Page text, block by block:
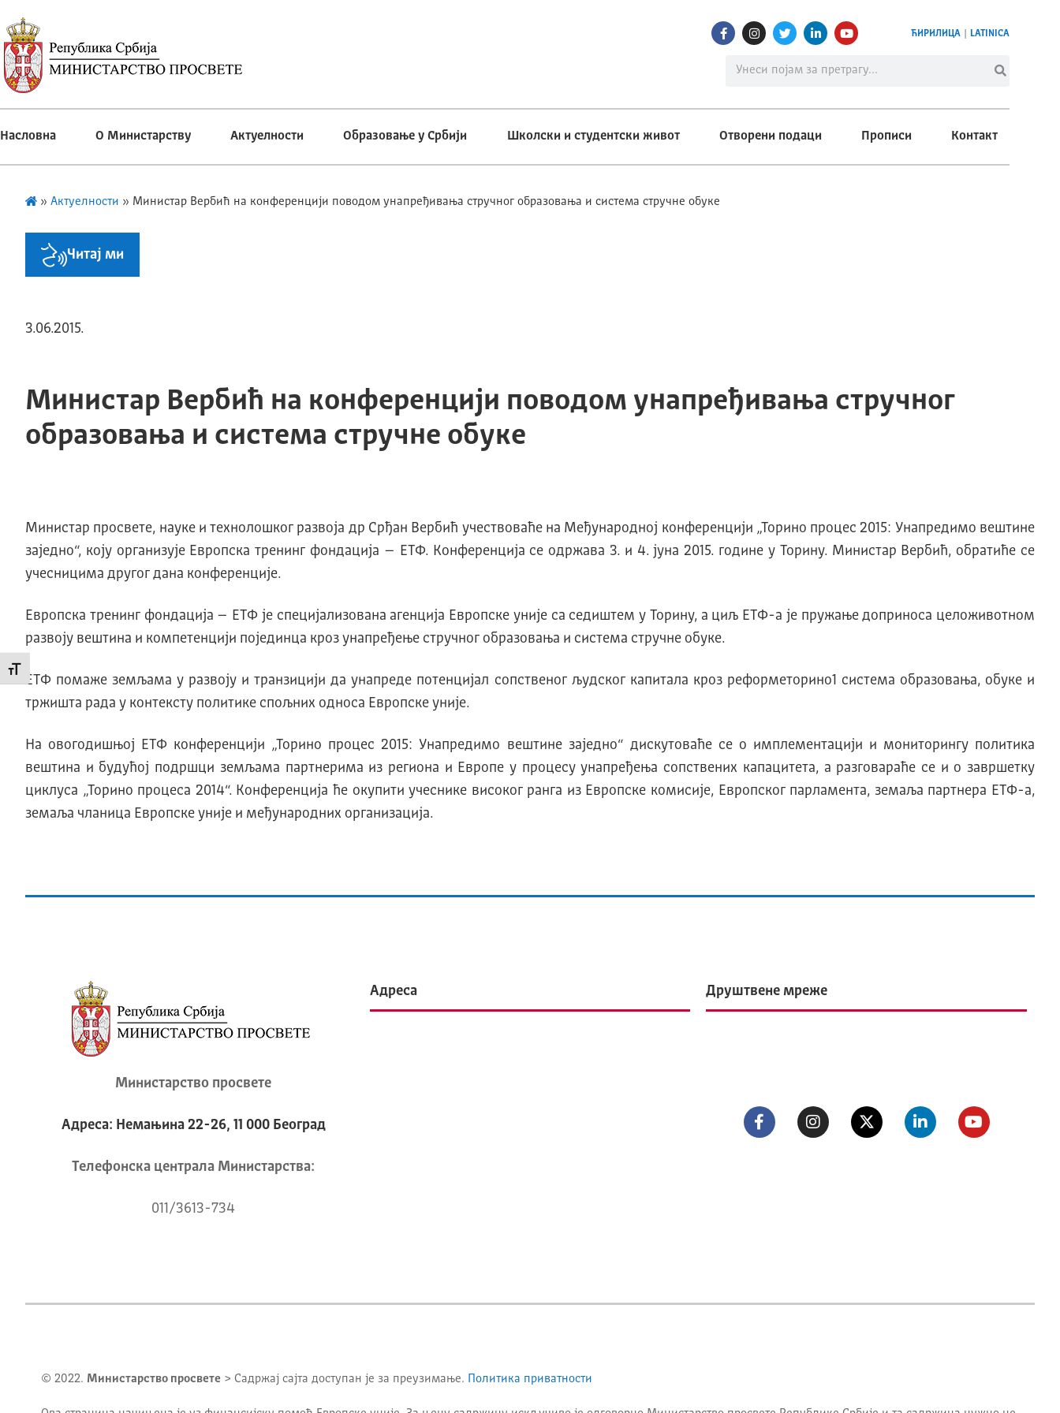
Промени величину слова
ЋИРИЛИЦА LATINICA
Насловна О Министарству Актуелности Образовање у Србији Школски и студентски живот Отворени подаци Прописи Контакт
» Актуелности » Министар Вербић на конференцији поводом унапређивања стручног образовања и система стручне обуке
Читај ми
3.06.2015.
Министар Вербић на конференцији поводом унапређивања стручног
образовања и система стручне обуке
Министар просвете, науке и технолошког развоја др Срђан Вербић учествоваће на Међународној конференцији „Торино процес 2015: Унапредимо вештине
заједно“, коју организује Европска тренинг фондација – ЕТФ. Конференција се одржава 3. и 4. јуна 2015. године у Торину. Министар Вербић, обратиће се
учесницима другог дана конференције.
Европска тренинг фондација – ЕТФ је специјализована агенција Европске уније са седиштем у Торину, а циљ ЕТФ-а је пружање доприноса целоживотном
развоју вештина и компетенцији појединца кроз унапређење стручног образовања и система стручне обуке.
ЕТФ помаже земљама у развоју и транзицији да унапреде потенцијал сопственог људског капитала кроз реформеторино1 система образовања, обуке и
тржишта рада у контексту политике спољних односа Европске уније.
На овогодишњој ЕТФ конференцији „Торино процес 2015: Унапредимо вештине заједно“ дискутоваће се о имплементацији и мониторингу политика
вештина и будућој подршци земљама партнерима из региона и Европе у процесу унапређења сопствених капацитета, а разговараће се и о завршетку
циклуса „Торино процеса 2014“. Конференција ће окупити учеснике високог ранга из Европске комисије, Европског парламента, земаља партнера ЕТФ-а,
земаља чланица Европске уније и међународних организација.
Министарство просвете
Адреса: Немањина 22-26, 11 000 Београд
Телeфонска централа Mинистарства:
011/3613-734
Адреса Друштвене мреже
© 2022. Министарство просвете > Садржај сајта доступан је за преузимање. Политика приватности